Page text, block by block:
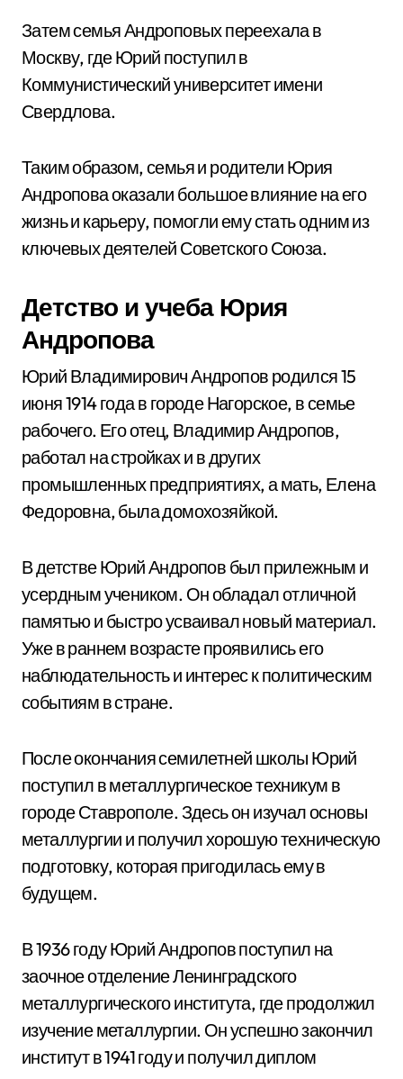
Затем семья Андроповых переехала в
Москву, где Юрий поступил в
Коммунистический университет имени
Свердлова.
Таким образом, семья и родители Юрия
Андропова оказали большое влияние на его
жизнь и карьеру, помогли ему стать одним из
ключевых деятелей Советского Союза.
Детство и учеба Юрия
Андропова
Юрий Владимирович Андропов родился 15
июня 1914 года в городе Нагорское, в семье
рабочего. Его отец, Владимир Андропов,
работал на стройках и в других
промышленных предприятиях, а мать, Елена
Федоровна, была домохозяйкой.
В детстве Юрий Андропов был прилежным и
усердным учеником. Он обладал отличной
памятью и быстро усваивал новый материал.
Уже в раннем возрасте проявились его
наблюдательность и интерес к политическим
событиям в стране.
После окончания семилетней школы Юрий
поступил в металлургическое техникум в
городе Ставрополе. Здесь он изучал основы
металлургии и получил хорошую техническую
подготовку, которая пригодилась ему в
будущем.
В 1936 году Юрий Андропов поступил на
заочное отделение Ленинградского
металлургического института, где продолжил
изучение металлургии. Он успешно закончил
институт в 1941 году и получил диплом